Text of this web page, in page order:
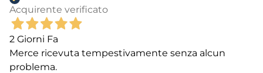
Acquirente verificato
2 Giorni Fa
Merce ricevuta tempestivamente senza alcun
problema.